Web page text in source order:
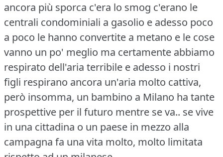
ancora più sporca c'era lo smog c'erano le
centrali condominiali a gasolio e adesso poco
a poco le hanno convertite a metano e le cose
vanno un po' meglio ma certamente abbiamo
respirato dell'aria terribile e adesso i nostri
figli respirano ancora un'aria molto cattiva,
però insomma, un bambino a Milano ha tante
prospettive per il futuro mentre se va.. se vive
in una cittadina o un paese in mezzo alla
campagna fa una vita molto, molto limitata